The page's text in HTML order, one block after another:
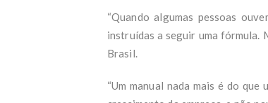
“Quando algumas pessoas
instruídas a seguir uma fórmula.
Brasil.
“Um manual nada mais é do